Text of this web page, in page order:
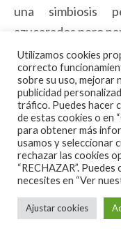
una simbiosis
azucarados pero
es su siguiente
a la yugular,
otro estribillo para
Maneskin han
tenéis otro tema
sigan ganando
como éstos!
tratase pues las
Utilizamos cookies
correcto
sobre su uso,
publicidad
tráfico. Puedes hacer
de estas cookies o en
para obtener más
usamos y seleccionar
rechazar las cookies
“RECHAZAR”.
necesites en “Ver
Ajustar cookies